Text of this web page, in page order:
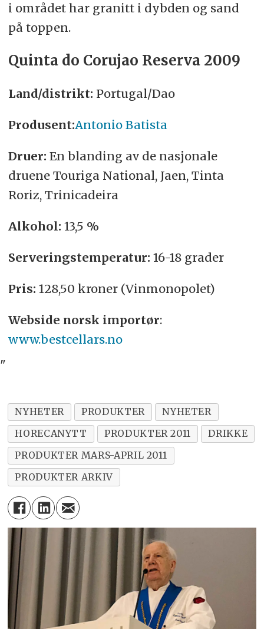
i området har granitt i dybden og sand
på toppen.
Quinta do Corujao Reserva 2009
Land/distrikt: Portugal/Dao
Produsent:Antonio Batista
Druer: En blanding av de nasjonale
druene Touriga National, Jaen, Tinta
Roriz, Trinicadeira
Alkohol: 13,5 %
Serveringstemperatur: 16-18 grader
Pris: 128,50 kroner (Vinmonopolet)
Webside norsk importør:
www.bestcellars.no
"
NYHETER PRODUKTER
NYHETER
HORECANYTT
PRODUKTER 2011
DRIKKE
PRODUKTER MARS-APRIL 2011
PRODUKTER ARKIV